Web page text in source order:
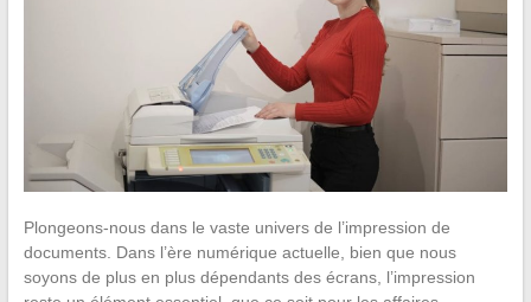
Plongeons-nous dans le vaste univers de l’impression de
documents. Dans l’ère numérique actuelle, bien que nous
soyons de plus en plus dépendants des écrans, l’impression